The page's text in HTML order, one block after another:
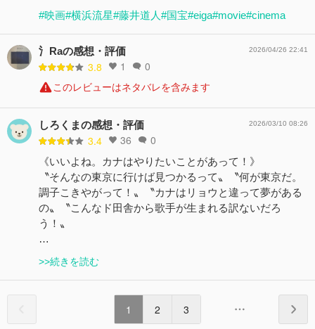
#映画#横浜流星#藤井道人#国宝#eiga#movie#cinema
氵Raの感想・評価
3.8 1 0
2026/04/26 22:41
このレビューはネタバレを含みます
しろくまの感想・評価
3.4 36 0
2026/03/10 08:26
《いいよね。カナはやりたいことがあって！》
〝そんなの東京に行けば見つかるって〟〝何が東京だ。
調子こきやがって！〟〝カナはリョウと違って夢がある
の〟〝こんなド田舎から歌手が生まれる訳ないだろ
う！〟
…
>>続きを読む
1 2 3